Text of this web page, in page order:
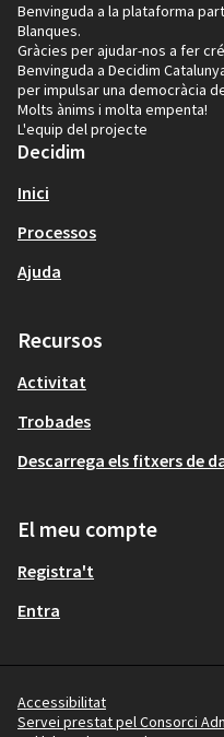
Benvinguda a la plataforma
Blanques.
Gràcies per ajudar-nos a fer
Benvinguda a Decidim
per impulsar una democràcia
Molts ànims i molta empenta!
L'equip del projecte
Decidim
Inici
Processos
Ajuda
Recursos
Activitat
Trobades
Descarrega els fitxers de
El meu compte
Registra't
Entra
Accessibilitat
Servei prestat pel Consorci